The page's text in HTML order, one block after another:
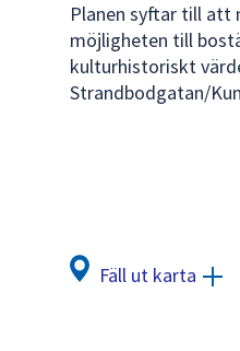
att
navigera
mellan
av
Planen syftar till att
möjligheten till
kulturhistoriskt
Strandbodgatan/
Fäll ut karta